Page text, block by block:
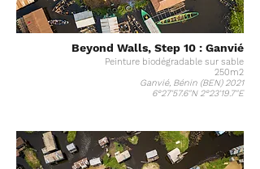
Beyond Walls, Step 10 : Ganvié
Peinture biodégradable sur sable
250m2
Ganvié, Bénin (BEN) 2021
6°27'57.6"N 2°23'19.7"E